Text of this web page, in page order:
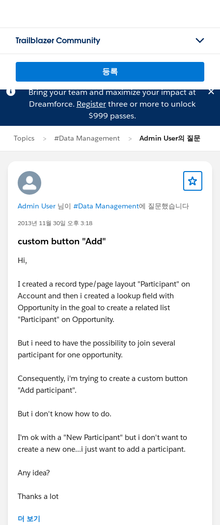
Trailblazer Community
등록
Bring your team and maximize your impact at
Dreamforce. Registerthree or more to unlock
$999 passes.
Topics #Data Management Admin User의 질문
Admin User 님이 #Data Management에 질문했습니다
2013년 11월 30일 오후 3:18
custom button "Add"
Hi,
I created a record type/page layout "Participant" on
Account and then i created a lookup field with
Opportunity in the goal to create a related list
"Participant" on Opportunity.
But i need to have the possibility to join several
participant for one opportunity.
Consequently, i'm trying to create a custom button
"Add participant".
But i don't know how to do.
I'm ok with a "New Participant" but i don't want to
create a new one...i just want to add a participant.
Any idea?
Thanks a lot
Virginie
더 보기